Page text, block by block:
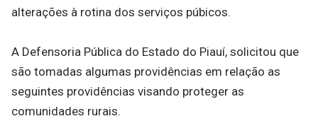
alterações à rotina dos serviços púbicos.
A Defensoria Pública do Estado do Piauí, solicitou que
são tomadas algumas providências em relação as
seguintes providências visando proteger as
comunidades rurais.